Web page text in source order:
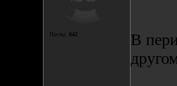
Посты: 842
В